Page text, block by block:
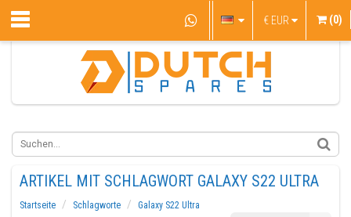
€ EUR (0)
ARTIKEL MIT SCHLAGWORT GALAXY S22 ULTRA
Startseite Schlagworte
Galaxy S22 Ultra